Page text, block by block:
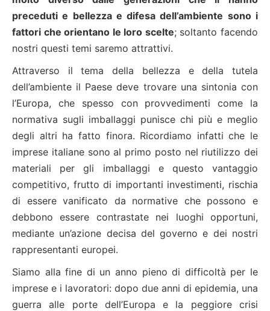
preceduti e bellezza e difesa dell’ambiente sono i
fattori che orientano le loro scelte; soltanto facendo
nostri questi temi saremo attrattivi.
Attraverso il tema della bellezza e della tutela
dell’ambiente il Paese deve trovare una sintonia con
l’Europa, che spesso con provvedimenti come la
normativa sugli imballaggi punisce chi più e meglio
degli altri ha fatto finora. Ricordiamo infatti che le
imprese italiane sono al primo posto nel riutilizzo dei
materiali per gli imballaggi e questo vantaggio
competitivo, frutto di importanti investimenti, rischia
di essere vanificato da normative che possono e
debbono essere contrastate nei luoghi opportuni,
mediante un’azione decisa del governo e dei nostri
rappresentanti europei.
Siamo alla fine di un anno pieno di difficoltà per le
imprese e i lavoratori: dopo due anni di epidemia, una
guerra alle porte dell’Europa e la peggiore crisi